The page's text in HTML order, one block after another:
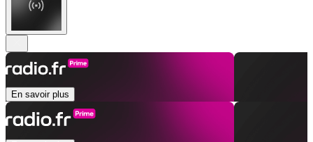
En savoir plus